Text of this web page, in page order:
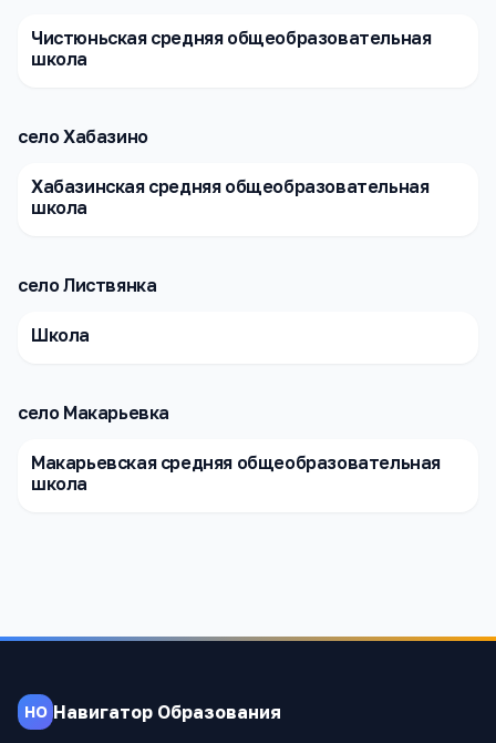
Чистюньская средняя общеобразовательная
школа
село Хабазино
Хабазинская средняя общеобразовательная
школа
село Листвянка
Школа
село Макарьевка
Макарьевская средняя общеобразовательная
школа
НО Навигатор Образования